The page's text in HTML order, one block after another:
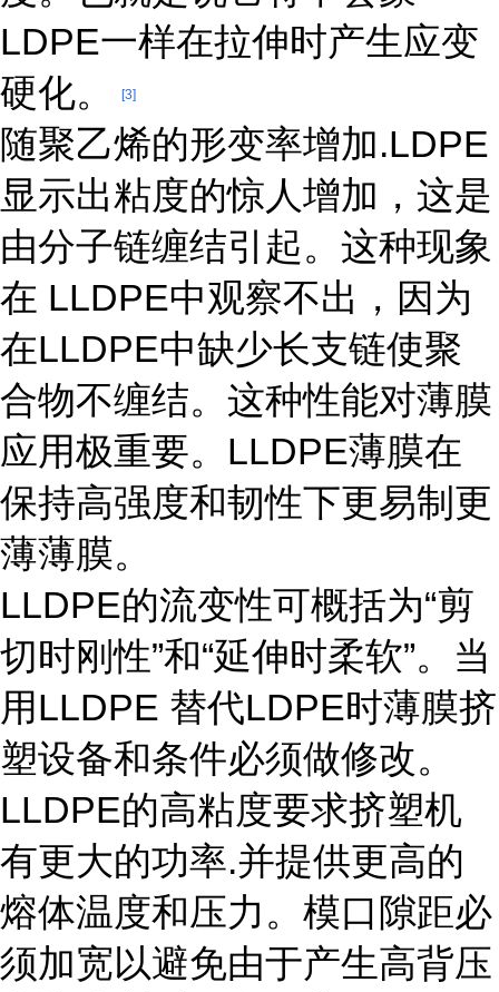
LDPE一样在拉伸时产生应变
硬化。
[3]
随聚乙烯的形变率增加.LDPE
显示出粘度的惊人增加，这是
由分子链缠结引起。这种现象
在 LLDPE中观察不出，因为
在LLDPE中缺少长支链使聚
合物不缠结。这种性能对薄膜
应用极重要。LLDPE薄膜在
保持高强度和韧性下更易制更
薄薄膜。
LLDPE的流变性可概括为“剪
切时刚性”和“延伸时柔软”。当
用LLDPE 替代LDPE时薄膜挤
塑设备和条件必须做修改。
LLDPE的高粘度要求挤塑机
有更大的功率.并提供更高的
熔体温度和压力。模口隙距必
须加宽以避免由于产生高背压